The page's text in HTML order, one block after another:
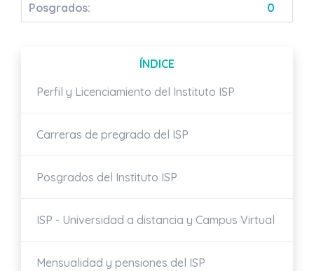
Posgrados:
0
ÍNDICE
Perfil y Licenciamiento del Instituto ISP
Carreras de pregrado del ISP
Posgrados del Instituto ISP
ISP - Universidad a distancia y Campus Virtual
Mensualidad y pensiones del ISP